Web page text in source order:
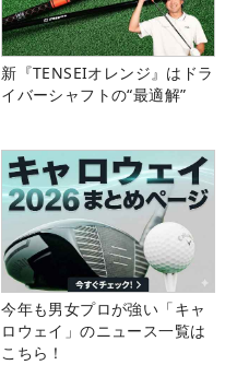
新『TENSEIオレンジ』はドラ
イバーシャフトの“最適解”
今年も男女プロが強い「キャ
ロウェイ」のニュース一覧は
こちら！